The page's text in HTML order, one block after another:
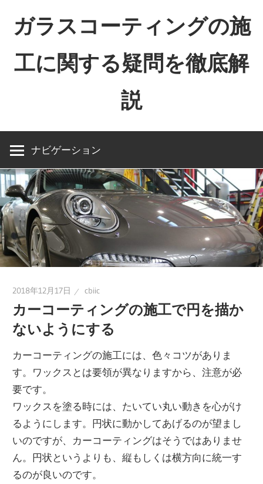
ガラスコーティングの施
工に関する疑問を徹底解
説
ナビゲーション
2018年12月17日 cbiic
カーコーティングの施工で円を描か
ないようにする
カーコーティングの施工には、色々コツがありま
す。ワックスとは要領が異なりますから、注意が必
要です。
ワックスを塗る時には、たいてい丸い動きを心がけ
るようにします。円状に動かしてあげるのが望まし
いのですが、カーコーティングはそうではありませ
ん。円状というよりも、縦もしくは横方向に統一す
るのが良いのです。